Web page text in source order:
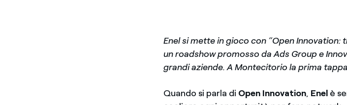
Enel si mette in gioco con “Open Innovation:
un roadshow promosso da Ads Group e
grandi aziende. A Montecitorio la prima
Quando si parla di Open Innovation, Enel è